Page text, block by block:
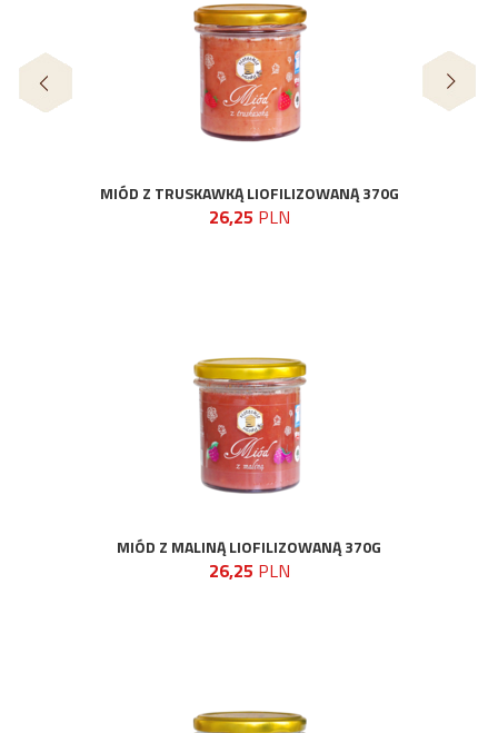
MIÓD Z TRUSKAWKĄ LIOFILIZOWANĄ 370G
26,25 PLN
MIÓD Z MALINĄ LIOFILIZOWANĄ 370G
26,25 PLN